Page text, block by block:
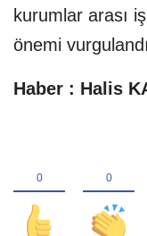
kurumlar arası
önemi
Haber : Halis